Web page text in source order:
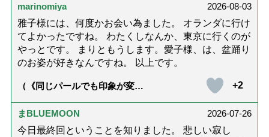
marinomiya
2026-08-03
雅子様には、何度かお会い為ました。 オランダに行け
てよかったですね。 わたくしなんか、東京に行くのが
やっとです。 まりともうします。愛子様、は、盆踊り
のお姿が好きなんですね。 以上です。
（《同じパールでも印象が変
の夏ネックレス」上品＆涼しげ
に見せる4つの法則）
+2
まBLUEMOON
2026-07-26
今日最終回ということを知りました。 悲しい寂し